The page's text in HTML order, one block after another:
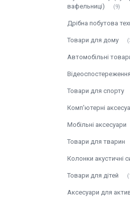
вафельниці)
9
Дрібна побутова
Товари для дому
Автомобільні
Відеоспостереження
Товари для спорту
Комп'ютерні
Мобільні аксесуари
Товари для тварин
Колонки акустичні
Товари для дітей
Аксесуари для